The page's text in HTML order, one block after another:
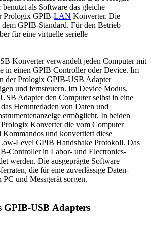
als Software das gleiche
Prologix GPIB-LAN Konverter. Die
dem GPIB-Standard. Für den Betrieb
für eine virtuelle serielle
Konverter verwandelt jeden Computer mit
in einen GPIB Controller oder Device. Im
der Prologix GPIB-USB Adapter
und fernsteuern. Im Device Modus,
Adapter den Computer selbst in eine
Herunterladen von Daten und
ermöglicht. In beiden
Konverter die vom Computer
und konvertiert diese
Level GPIB Handshake Protokoll. Das
Controllerin Labor- und Electronics-
werden. Die ausgeprägte Software
die für eine zuverlässige Daten-
und Messgerät sorgen.
GPIB-USB Adapters